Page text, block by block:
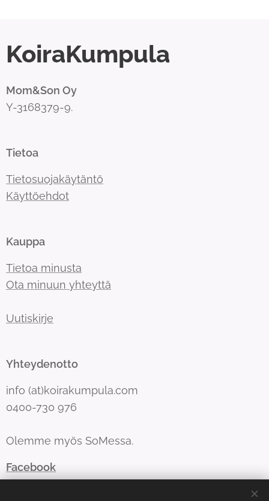
KoiraKumpula
Mom&Son Oy
Y-3168379-9.
Tietoa
Tietosuojakäytäntö
Käyttöehdot
Kauppa
Tietoa minusta
Ota minuun yhteyttä
Uutiskirje
Yhteydenotto
info (at)koirakumpula.com
0400-730 976
Olemme myös SoMessa.
Facebook